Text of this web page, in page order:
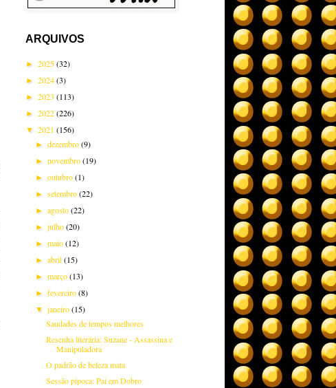
ARQUIVOS
► 2025(32)
► 2024(3)
► 2023 (113)
► 2022(226)
▼ 2021 (156)
►dezembro(9)
►novembro(19)
►outubro(1)
►setembro(22)
►agosto(22)
►julho(20)
►maio(12)
►abril(15)
►março(13)
►fevereiro(8)
▼janeiro(15)
Saudades de tempos melhores
Resenha literária: Suzane - Assassina e
Manipuladora
O padrão de beleza mata
Sessão pipoca: Pai em Dobro